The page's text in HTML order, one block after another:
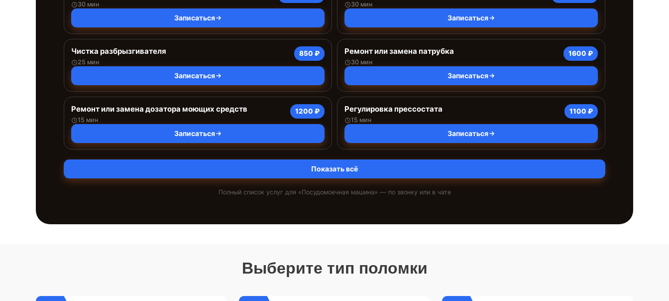
30 мин
Записаться
30 мин
Записаться
Чистка разбрызгивателя
25 мин
850 ₽
Записаться
Ремонт или замена патрубка
30 мин
1600 ₽
Записаться
Ремонт или замена дозатора моющих средств
15 мин
1200 ₽
Записаться
Регулировка прессостата
15 мин
1100 ₽
Записаться
Показать всё
Полный список услуг для «Посудомоечная машина» — по звонку или в чате
Выберите тип поломки